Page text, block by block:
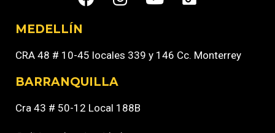
MEDELLÍN
CRA 48 # 10-45 locales 339 y 146 Cc. Monterrey
BARRANQUILLA
Cra 43 # 50-12 Local 188B